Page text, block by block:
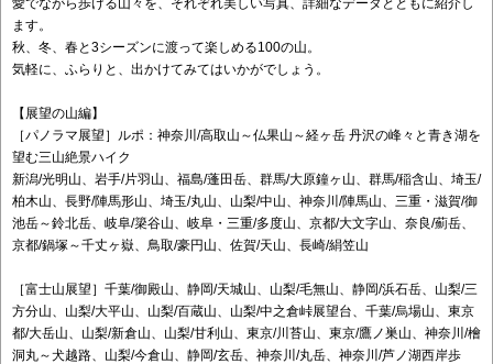
愛でながら歩ける山々を、それぞれ美しい写真、詳細なデータとともに紹介し
ます。
秋、冬、春と3シーズンに渡って楽しめる100の山。
気軽に、ふらりと、出かけてみてはいかがでしょう。
【展望の山編】
［パノラマ展望］ルポ：神奈川/高取山～仏果山～経ヶ岳 丹沢の峰々と青き湖を
望む三山絶景ハイク
新潟/光明山、岩手/片羽山、福島/蓬田岳、群馬/大原鐘ヶ山、群馬/稲含山、埼玉/
柏木山、長野/陣馬形山、埼玉/丸山、山梨/中山、神奈川/陣馬山、三重・滋賀/御
池岳～鈴北岳、岐阜/簗谷山、岐阜・三重/多度山、京都/大文字山、奈良/薊岳、
京都/鍋塚～千丈ヶ嶽、鳥取/豪円山、佐賀/天山、長崎/絹笠山
［富士山展望］千葉/御殿山、静岡/天城山、山梨/毛無山、静岡/浜石岳、山梨/三
方分山、山梨/大平山、山梨/百蔵山、山梨/中之倉峠展望台、千葉/烏場山、東京
都/大岳山、山梨/新倉山、山梨/甘利山、東京/川苔山、東京/鷹ノ巣山、神奈川/檜
洞丸～犬越路、山梨/今倉山、静岡/玄岳、神奈川/丸岳、神奈川/芦ノ湖西岸歩